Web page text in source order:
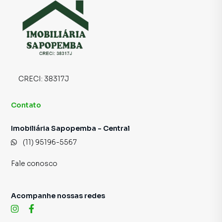
CRECI: 38317J
Contato
Imobiliária Sapopemba - Central
(11) 95196-5567
Fale conosco
Acompanhe nossas redes